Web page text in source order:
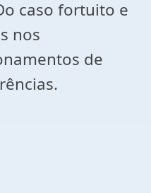
caso fortuito e
nos
de